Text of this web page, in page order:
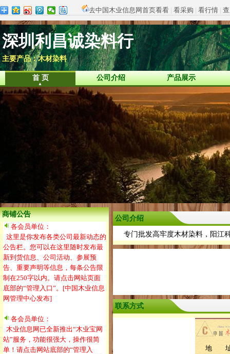
去中国木业信息网首页看看 | 看采购 | 看行情 |
深圳利昌诚染料行
主要产品：木材染料
首 页 公司介绍 产品展示
商铺公告
各会员单位：
这里是你发布各类公司最新动态的
公告栏。您可以在这里随时发布最
新到货信息、公司活动、参展预
告、重要声明等信息，每条公告限
制在250字以内。请点击网站页面
底部的“管理入口”。[中国木业信息
网管理中心发布]
各会员单位：
木业信息网已全新推出“木业宝网
站”服务，功能很强大，操作很简
单！请点击网站底部的“管理入
公司介绍
专门批发高牢度木材染料，阳江
联系方式
地 址